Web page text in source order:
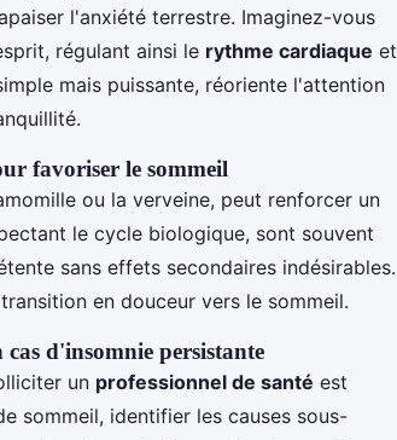
l'anxiété terrestre. Imaginez-vous
régulant ainsi le rythme cardiaque et
mais puissante, réoriente l'attention
favoriser le sommeil
ou la verveine, peut renforcer un
le cycle biologique, sont souvent
sans effets secondaires indésirables.
en douceur vers le sommeil.
d'insomnie persistante
un professionnel de santé est
sommeil, identifier les causes sous-